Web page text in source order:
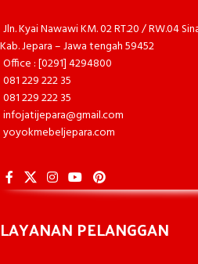
Jln. Kyai Nawawi KM. 02 RT.20 / RW.04
Kab. Jepara – Jawa tengah 59452
Office : [0291] 4294800
081 229 222 35
081 229 222 35
infojatijepara@gmail.com
yoyokmebeljepara.com
LAYANAN PELANGGAN